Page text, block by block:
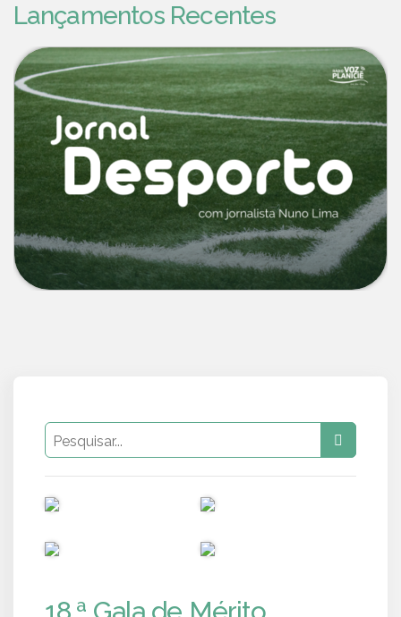
Lançamentos Recentes